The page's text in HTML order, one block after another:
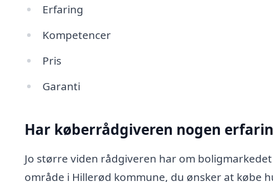
Erfaring
Kompetencer
Pris
Garanti
Har køberrådgiveren nogen
Jo større viden rådgiveren har om
område i Hillerød kommune, du ønsker at købe